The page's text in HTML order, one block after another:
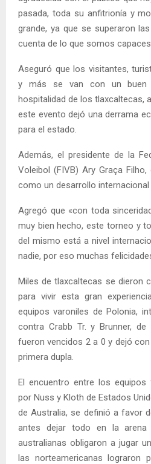
pasada, toda su anfitrionía y
grande, ya que se superaron
cuenta de lo que somos
Aseguró que los visitantes,
y más se van con un
hospitalidad de los tlaxcaltecas,
este evento dejó una derrama
para el estado.
Además, el presidente de la
Voleibol (FIVB) Ary Graça
como un desarrollo internacional
Agregó que «con toda
muy bien hecho, este torneo y
del mismo está a nivel
nadie, por eso muchas
Miles de tlaxcaltecas se dieron
para vivir esta gran
equipos varoniles de Polonia,
contra Crabb Tr. y Brunner, de
fueron vencidos 2 a 0 y dejó
primera dupla.
El encuentro entre los
por Nuss y Kloth de Estados
de Australia, se definió a favor
antes dejar todo en la
australianas obligaron a jugar
las norteamericanas lograron